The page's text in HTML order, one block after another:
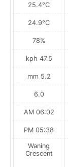
25.4°C
24.9°C
78%
47.5 kph
5.2 mm
6.0
06:02 AM
05:38 PM
Waning
Crescent